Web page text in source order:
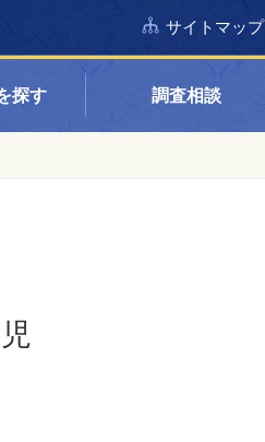
サイトマップ
探す 調査相談